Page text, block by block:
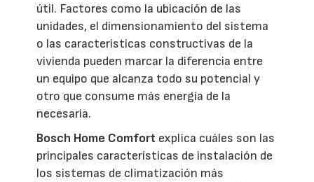
útil. Factores como la ubicación de las
unidades, el dimensionamiento del sistema
o las características constructivas de la
vivienda pueden marcar la diferencia entre
un equipo que alcanza todo su potencial y
otro que consume más energía de la
necesaria.
Bosch Home Comfort explica cuáles son las
principales características de instalación de
los sistemas de climatización más